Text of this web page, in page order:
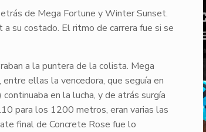
de Mega Fortune yWinter Sunset.
a su costado. El ritmo de carrera fue si se
a la puntera de la colista. Mega
ellas la vencedora, que seguía en
continuaba en la lucha, y de atrás surgía
para los 1200 metros, eran varias las
final de Concrete Rose fue lo